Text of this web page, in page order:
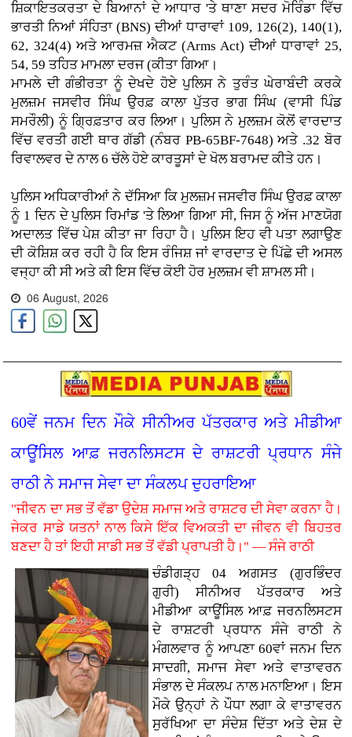
ਸ਼ਿਕਾਇਤਕਰਤਾ ਦੇ ਬਿਆਨਾਂ ਦੇ ਆਧਾਰ 'ਤੇ ਥਾਣਾ ਸਦਰ ਮੋਰਿੰਡਾ ਵਿੱਚ
ਭਾਰਤੀ ਨਿਆਂ ਸੰਹਿਤਾ (BNS) ਦੀਆਂ ਧਾਰਾਵਾਂ 109, 126(2), 140(1),
62, 324(4) ਅਤੇ ਆਰਮਜ਼ ਐਕਟ (Arms Act) ਦੀਆਂ ਧਾਰਾਵਾਂ 25,
54, 59 ਤਹਿਤ ਮਾਮਲਾ ਦਰਜ (ਕੀਤਾ ਗਿਆ।
ਮਾਮਲੇ ਦੀ ਗੰਭੀਰਤਾ ਨੂੰ ਦੇਖਦੇ ਹੋਏ ਪੁਲਿਸ ਨੇ ਤੁਰੰਤ ਘੇਰਾਬੰਦੀ ਕਰਕੇ
ਮੁਲਜ਼ਮ ਜਸਵੀਰ ਸਿੰਘ ਉਰਫ਼ ਕਾਲਾ ਪੁੱਤਰ ਭਾਗ ਸਿੰਘ (ਵਾਸੀ ਪਿੰਡ
ਸਮਰੌਲੀ) ਨੂੰ ਗ੍ਰਿਫ਼ਤਾਰ ਕਰ ਲਿਆ। ਪੁਲਿਸ ਨੇ ਮੁਲਜ਼ਮ ਕੋਲੋਂ ਵਾਰਦਾਤ
ਵਿੱਚ ਵਰਤੀ ਗਈ ਥਾਰ ਗੱਡੀ (ਨੰਬਰ PB-65BF-7648) ਅਤੇ .32 ਬੋਰ
ਰਿਵਾਲਵਰ ਦੇ ਨਾਲ 6 ਚੱਲੇ ਹੋਏ ਕਾਰਤੂਸਾਂ ਦੇ ਖੋਲ ਬਰਾਮਦ ਕੀਤੇ ਹਨ।
ਪੁਲਿਸ ਅਧਿਕਾਰੀਆਂ ਨੇ ਦੱਸਿਆ ਕਿ ਮੁਲਜ਼ਮ ਜਸਵੀਰ ਸਿੰਘ ਉਰਫ਼ ਕਾਲਾ
ਨੂੰ 1 ਦਿਨ ਦੇ ਪੁਲਿਸ ਰਿਮਾਂਡ 'ਤੇ ਲਿਆ ਗਿਆ ਸੀ, ਜਿਸ ਨੂੰ ਅੱਜ ਮਾਣਯੋਗ
ਅਦਾਲਤ ਵਿੱਚ ਪੇਸ਼ ਕੀਤਾ ਜਾ ਰਿਹਾ ਹੈ। ਪੁਲਿਸ ਇਹ ਵੀ ਪਤਾ ਲਗਾਉਣ
ਦੀ ਕੋਸ਼ਿਸ਼ ਕਰ ਰਹੀ ਹੈ ਕਿ ਇਸ ਰੰਜਿਸ਼ ਜਾਂ ਵਾਰਦਾਤ ਦੇ ਪਿੱਛੇ ਦੀ ਅਸਲ
ਵਜ੍ਹਾ ਕੀ ਸੀ ਅਤੇ ਕੀ ਇਸ ਵਿੱਚ ਕੋਈ ਹੋਰ ਮੁਲਜ਼ਮ ਵੀ ਸ਼ਾਮਲ ਸੀ।
06 August, 2026
60ਵੇਂ ਜਨਮ ਦਿਨ ਮੌਕੇ ਸੀਨੀਅਰ ਪੱਤਰਕਾਰ ਅਤੇ ਮੀਡੀਆ
ਕਾਊਂਸਿਲ ਆਫ਼ ਜਰਨਲਿਸਟਸ ਦੇ ਰਾਸ਼ਟਰੀ ਪ੍ਰਧਾਨ ਸੰਜੇ
ਰਾਠੀ ਨੇ ਸਮਾਜ ਸੇਵਾ ਦਾ ਸੰਕਲਪ ਦੁਹਰਾਇਆ
"ਜੀਵਨ ਦਾ ਸਭ ਤੋਂ ਵੱਡਾ ਉਦੇਸ਼ ਸਮਾਜ ਅਤੇ ਰਾਸ਼ਟਰ ਦੀ ਸੇਵਾ ਕਰਨਾ ਹੈ।
ਜੇਕਰ ਸਾਡੇ ਯਤਨਾਂ ਨਾਲ ਕਿਸੇ ਇੱਕ ਵਿਅਕਤੀ ਦਾ ਜੀਵਨ ਵੀ ਬਿਹਤਰ
ਬਣਦਾ ਹੈ ਤਾਂ ਇਹੀ ਸਾਡੀ ਸਭ ਤੋਂ ਵੱਡੀ ਪ੍ਰਾਪਤੀ ਹੈ।" — ਸੰਜੇ ਰਾਠੀ
ਚੰਡੀਗੜ੍ਹ 04 ਅਗਸਤ (ਗੁਰਭਿੰਦਰ
ਗੁਰੀ)ਸੀਨੀਅਰ ਪੱਤਰਕਾਰ ਅਤੇ
ਮੀਡੀਆ ਕਾਊਂਸਿਲ ਆਫ਼ ਜਰਨਲਿਸਟਸ
ਦੇ ਰਾਸ਼ਟਰੀ ਪ੍ਰਧਾਨ ਸੰਜੇ ਰਾਠੀ ਨੇ
ਮੰਗਲਵਾਰ ਨੂੰ ਆਪਣਾ 60ਵਾਂ ਜਨਮ ਦਿਨ
ਸਾਦਗੀ, ਸਮਾਜ ਸੇਵਾ ਅਤੇ ਵਾਤਾਵਰਨ
ਸੰਭਾਲ ਦੇ ਸੰਕਲਪ ਨਾਲ ਮਨਾਇਆ। ਇਸ
ਮੌਕੇ ਉਨ੍ਹਾਂ ਨੇ ਪੌਧਾ ਲਗਾ ਕੇ ਵਾਤਾਵਰਨ
ਸੁਰੱਖਿਆ ਦਾ ਸੰਦੇਸ਼ ਦਿੱਤਾ ਅਤੇ ਦੇਸ਼ ਦੇ